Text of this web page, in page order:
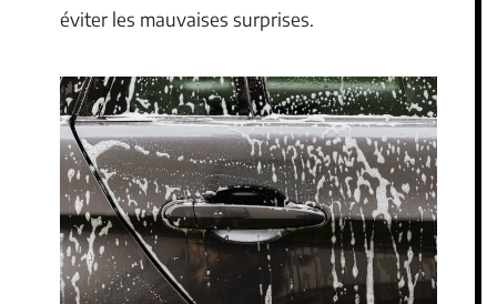
éviter les mauvaises surprises.